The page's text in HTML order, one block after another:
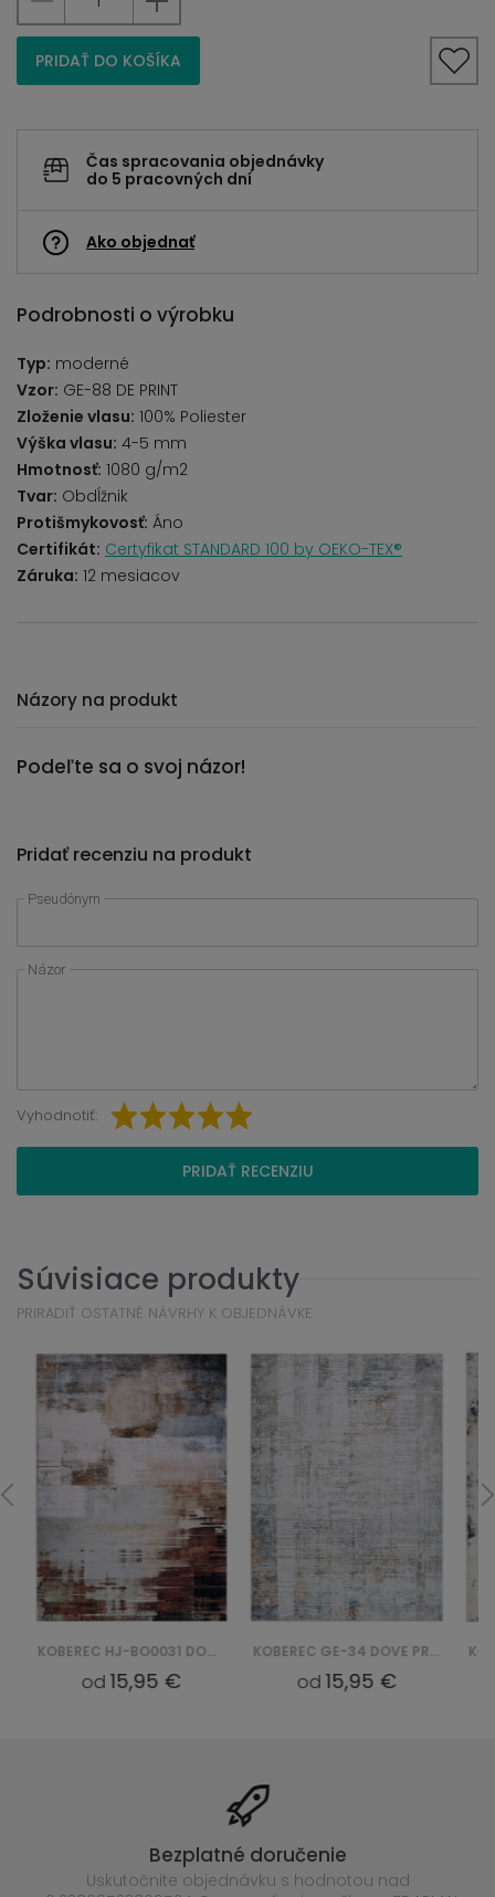
PRIDAŤ DO KOŠÍKA
Čas spracovania objednávky
do 5 pracovných dní
Ako objednať
Podrobnosti o výrobku
Typ: moderné
Vzor: GE-88 DE PRINT
Zloženie vlasu: 100% Poliester
Výška vlasu: 4-5 mm
Hmotnosť: 1080 g/m2
Tvar: Obdĺžnik
Protišmykovosť: Áno
Certifikát: Certyfikat STANDARD 100 by OEKO-TEX®
Záruka: 12 mesiacov
Názory na produkt
Podeľte sa o svoj názor!
Pridať recenziu na produkt
Pseudónym
Názor
Vyhodnotiť:
PRIDAŤ RECENZIU
Súvisiace produkty
PRIRADIŤ OSTATNÉ NÁVRHY K OBJEDNÁVKE
KOBEREC HJ-BO0031 DOVE PRINT
od15,95 €
KOBEREC GE-34 DOVE PRINT
od15,95 €
Bezplatné doručenie
Uskutočnite objednávku s hodnotou nad